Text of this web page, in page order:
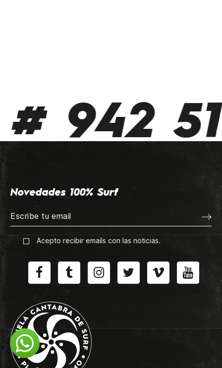
Novedades 100% Surf
Acepto recibir emails con las noticias.